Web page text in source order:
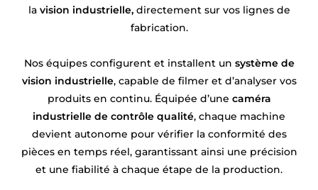
lavision industrielle,directement sur vos lignes de
fabrication.
Nos équipes configurent et installent un système de
vision industrielle, capable de filmer et d’analyser vos
produits en continu. Équipée d’une caméra
industrielle de contrôle qualité, chaque machine
devient autonome pour vérifier la conformité des
pièces en temps réel, garantissant ainsi une précision
et une fiabilité à chaque étape de la production.